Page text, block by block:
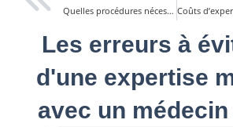
Quelles procédures nécessitent un médecin conseil de victime ?
Les erreurs à
d'une expertise
avec un médecin